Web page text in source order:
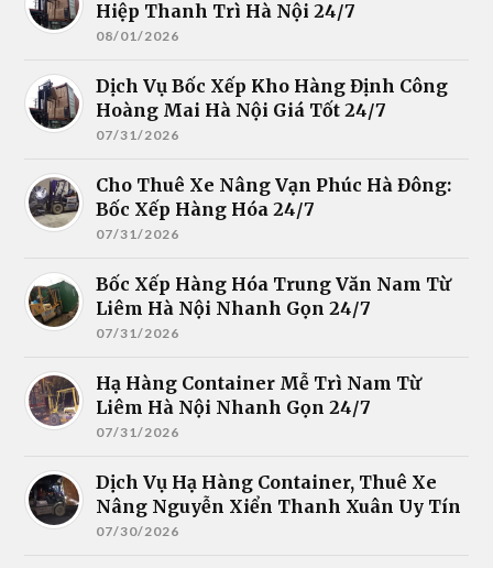
Hiệp Thanh Trì Hà Nội 24/7
08/01/2026
Dịch Vụ Bốc Xếp Kho Hàng Định Công
Hoàng Mai Hà Nội Giá Tốt 24/7
07/31/2026
Cho Thuê Xe Nâng Vạn Phúc Hà Đông:
Bốc Xếp Hàng Hóa 24/7
07/31/2026
Bốc Xếp Hàng Hóa Trung Văn Nam Từ
Liêm Hà Nội Nhanh Gọn 24/7
07/31/2026
Hạ Hàng Container Mễ Trì Nam Từ
Liêm Hà Nội Nhanh Gọn 24/7
07/31/2026
Dịch Vụ Hạ Hàng Container, Thuê Xe
Nâng Nguyễn Xiển Thanh Xuân Uy Tín
07/30/2026